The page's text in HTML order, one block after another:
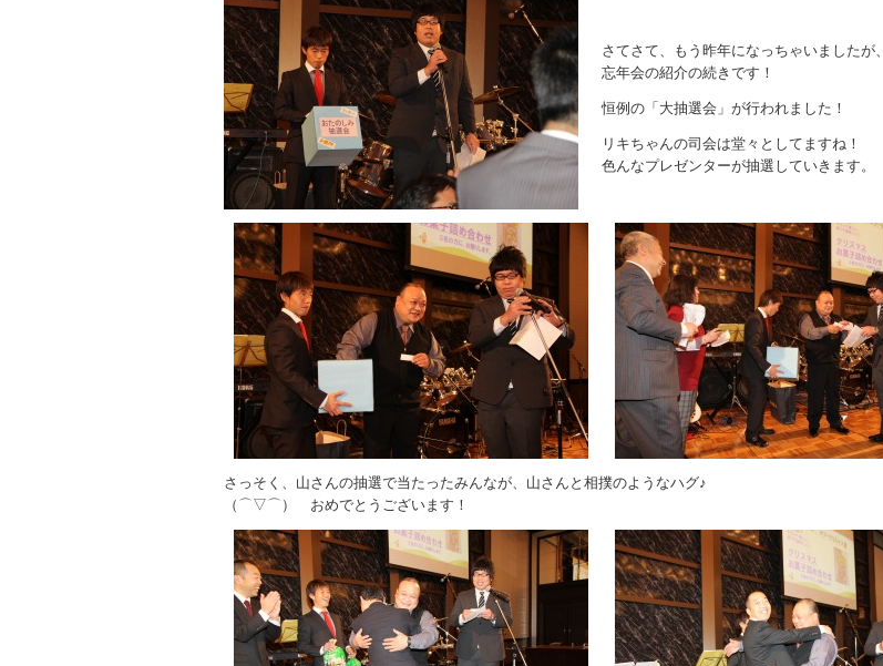
さてさて、もう昨年になっちゃいましたが、
忘年会の紹介の続きです！
恒例の「大抽選会」が行われました！
リキちゃんの司会は堂々としてますね！
色んなプレゼンターが抽選していきます。
さっそく、山さんの抽選で当たったみんなが、山さんと相撲のようなハグ♪
（⌒▽⌒） おめでとうございます！